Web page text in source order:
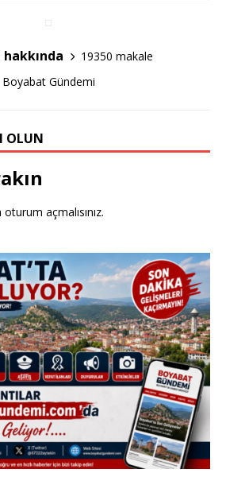
19350 makale
Boyabat Gündemi
OLUN
oturum açmalısınız.